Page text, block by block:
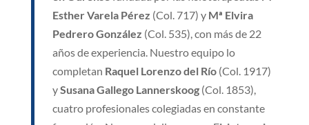
Esther Varela Pérez (Col. 717) y Mª Elvira
Pedrero González (Col. 535), con más de 22
años de experiencia. Nuestro equipo lo
completan Raquel Lorenzo del Río(Col. 1917)
ySusana Gallego Lannerskoog(Col. 1853),
cuatro profesionales colegiadas en constante